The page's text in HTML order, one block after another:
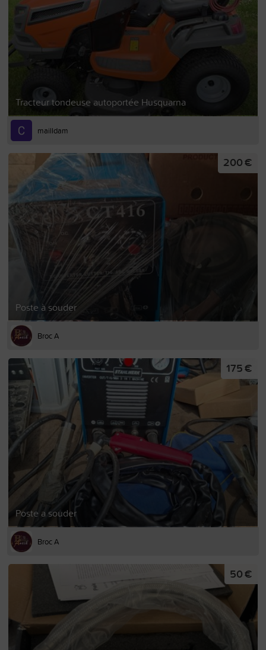
Tracteur tondeuse autoportée Husquarna
mailldam
Poste à souder
200 €
Broc A
Poste a souder
175 €
Broc A
50 €